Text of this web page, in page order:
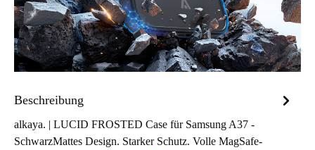
Beschreibung
alkaya. | LUCID FROSTED Case für Samsung A37 -
SchwarzMattes Design. Starker Schutz. Volle MagSafe-